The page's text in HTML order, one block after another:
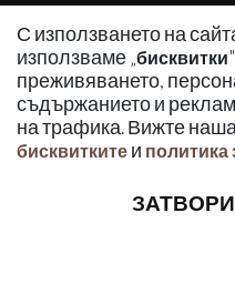
С използването на
използваме „бисквитки
преживяването,
съдържанието и
на трафика. Вижте
бисквитките и политика
ЗАТВОРИ
ПО
Използването и
съдържание на
група Асмара